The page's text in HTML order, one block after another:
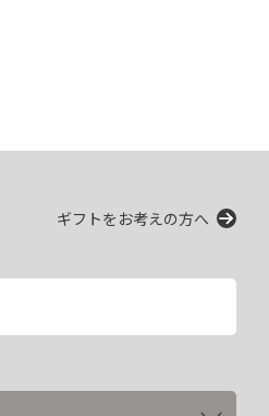
ギフトをお考えの方へ